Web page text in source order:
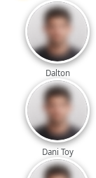
Dalton
Dani Toy